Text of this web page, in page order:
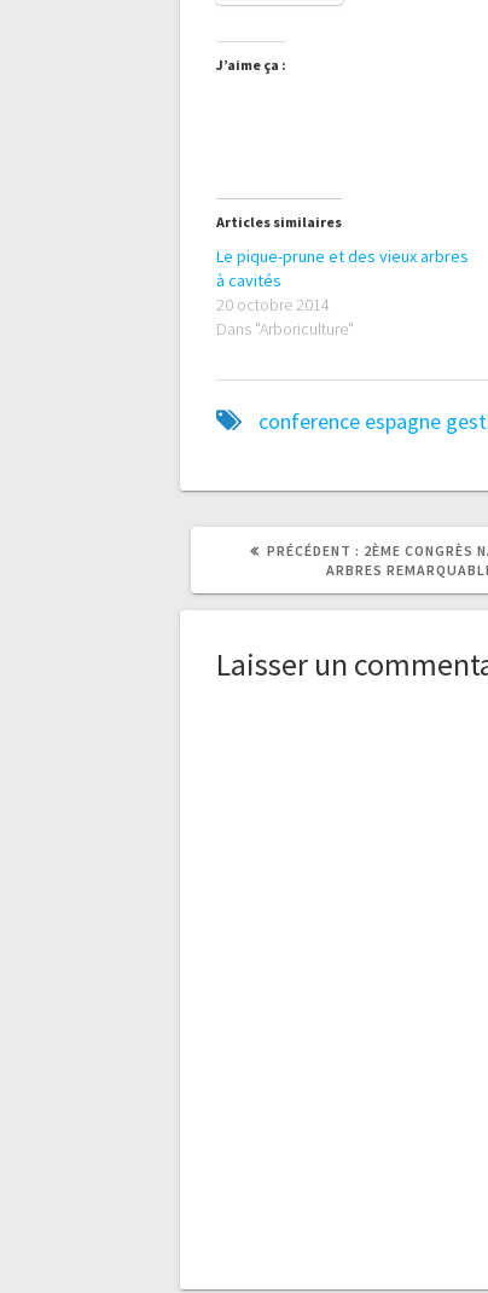
J’aime ça :
Articles similaires
Le pique-prune et des vieux arbres
à cavités
20 octobre 2014
Dans "Arboriculture"
conference espagne
PRÉCÉDENT : ARTICLE
PRÉCÉDENT
2ÈME CONGRÈS
ARBRES
Laisser un